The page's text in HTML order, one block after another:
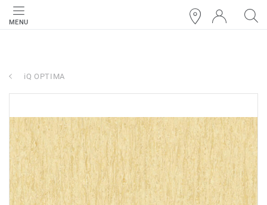
MENU
iQ OPTIMA